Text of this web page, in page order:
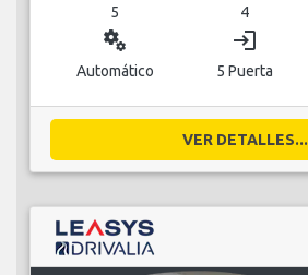
5 4
miscellaneous_services
Automático
login
5 Puerta
VER DETALLES...